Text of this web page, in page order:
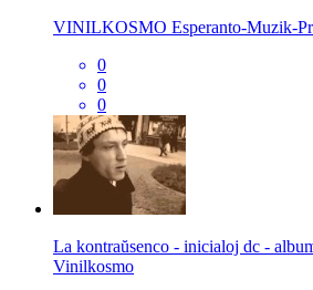
VINILKOSMO Esperanto-Muzik-
0
0
0
La kontraŭsenco - inicialoj dc -
Vinilkosmo